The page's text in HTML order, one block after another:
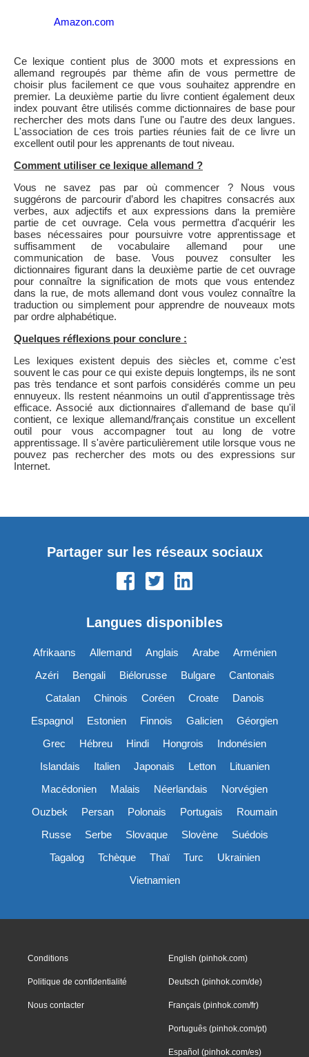
Amazon.com
Ce lexique contient plus de 3000 mots et expressions en
allemand regroupés par thème afin de vous permettre de
choisir plus facilement ce que vous souhaitez apprendre en
premier. La deuxième partie du livre contient également deux
index pouvant être utilisés comme dictionnaires de base pour
rechercher des mots dans l'une ou l'autre des deux langues.
L'association de ces trois parties réunies fait de ce livre un
excellent outil pour les apprenants de tout niveau.
Comment utiliser ce lexique allemand ?
Vous ne savez pas par où commencer ? Nous vous
suggérons de parcourir d’abord les chapitres consacrés aux
verbes, aux adjectifs et aux expressions dans la première
partie de cet ouvrage. Cela vous permettra d'acquérir les
bases nécessaires pour poursuivre votre apprentissage et
suffisamment de vocabulaire allemand pour une
communication de base. Vous pouvez consulter les
dictionnaires figurant dans la deuxième partie de cet ouvrage
pour connaître la signification de mots que vous entendez
dans la rue, de mots allemand dont vous voulez connaître la
traduction ou simplement pour apprendre de nouveaux mots
par ordre alphabétique.
Quelques réflexions pour conclure :
Les lexiques existent depuis des siècles et, comme c'est
souvent le cas pour ce qui existe depuis longtemps, ils ne sont
pas très tendance et sont parfois considérés comme un peu
ennuyeux. Ils restent néanmoins un outil d'apprentissage très
efficace. Associé aux dictionnaires d'allemand de base qu'il
contient, ce lexique allemand/français constitue un excellent
outil pour vous accompagner tout au long de votre
apprentissage. Il s'avère particulièrement utile lorsque vous ne
pouvez pas rechercher des mots ou des expressions sur
Internet.
Partager sur les réseaux sociaux
Langues disponibles
Afrikaans Allemand Anglais Arabe
Arménien
Azéri
Bengali Biélorusse Bulgare
Cantonais
Catalan
Chinois Coréen Croate
Danois
Espagnol
Estonien Finnois Galicien
Géorgien
Grec
Hébreu Hindi Hongrois
Indonésien
Islandais
Italien Japonais Letton
Lituanien
Macédonien
Malais Néerlandais
Norvégien
Ouzbek
Persan Polonais Portugais
Roumain
Russe
Serbe Slovaque Slovène
Suédois
Tagalog
Tchèque Thaï Turc
Ukrainien
Vietnamien
Conditions
Politique de confidentialité
Nous contacter
English (pinhok.com)
Deutsch (pinhok.com/de)
Français (pinhok.com/fr)
Português (pinhok.com/pt)
Español (pinhok.com/es)